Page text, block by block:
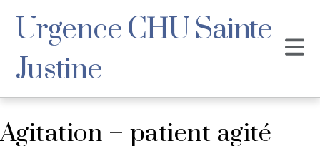
Urgence CHU Sainte-
Justine
Agitation – patient agité